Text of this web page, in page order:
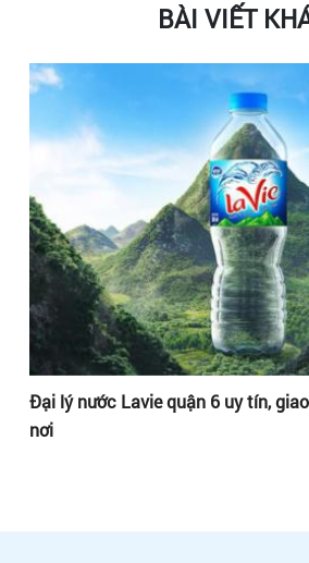
BÀI VIẾT
Đại lý nước Lavie quận 6 uy tín,
nơi